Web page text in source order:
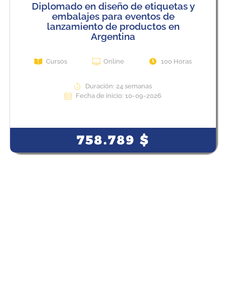
Diplomado en diseño de etiquetas y
embalajes para eventos de
lanzamiento de productos en
Argentina
Cursos Online 100 Horas
Duración: 24 semanas
Fecha de inicio: 10-09-2026
758.789$